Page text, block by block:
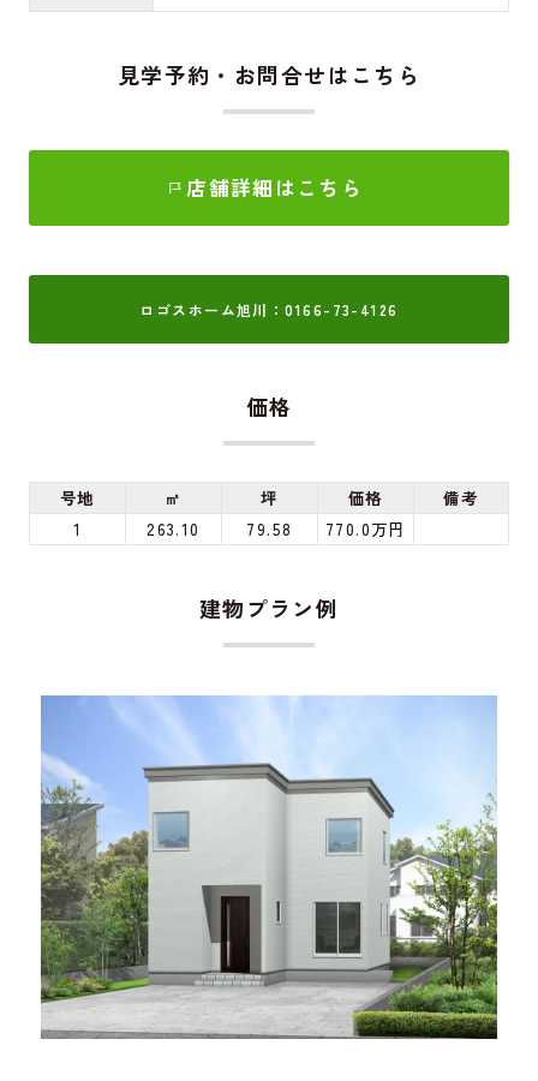
見学予約・お問合せはこちら
店舗詳細はこちら
ロゴスホーム旭川：0166-73-4126
価格
号地 ㎡ 坪 価格
備考
1
263.10 79.58 770.0万円
建物プラン例